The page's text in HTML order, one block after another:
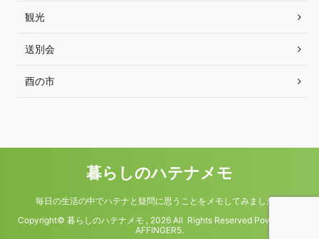
観光
送別会
酉の市
暮らしのハテナメモ
毎日の生活の中でハテナと疑問に思うことをメモしてみました。
Copyright© 暮らしのハテナメモ , 2026 All Rights Reserved Powered by
AFFINGER5.